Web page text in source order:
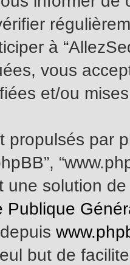
à
vous
et/ou
propulsés par
une solution
Publique
but de